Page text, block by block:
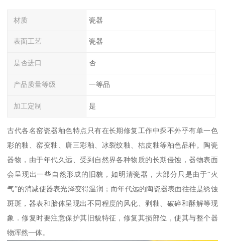
材质 瓷器
表面工艺 瓷器
是否进口 否
产品质量等级 一等品
加工定制 是
古代各名窑瓷器釉色特点只有在长期修复工作中探不外乎有单一色
彩的釉、窑变釉、唐三彩釉、冰裂纹釉、桔皮釉等釉色品种。陶瓷
器物，由于年代久远、受到自然界各种物质的长期侵蚀，器物表面
会呈现出一些自然形成的旧貌，如明清瓷器，大部分只是由于“火
气”的消减使器表光泽变得温润；而年代远的陶瓷器表面往往是绣蚀
斑斑，器表和胎体呈现出不同程度的风化、剥釉、破碎和酥解等现
象．修复时要注意保护其旧貌特征，修复其损部位，使其与整个器
物浑然一体。